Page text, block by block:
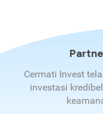
Cermati Invest
investasi